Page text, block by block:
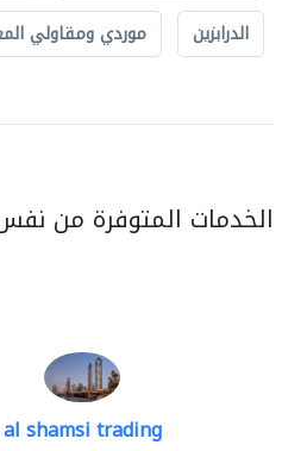
الدرابزين
موردي ومقاولي
الخدمات المتوفرة من
al shamsi trading